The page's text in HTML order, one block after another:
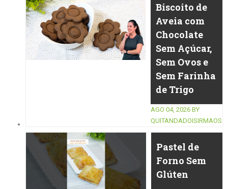
Biscoito de
Aveia com
Chocolate
Sem Açúcar,
Sem Ovos e
Sem Farinha
de Trigo
AGO 04, 2026 BY
QUITANDADOISIRMAOS
Pastel de
Forno Sem
Glúten